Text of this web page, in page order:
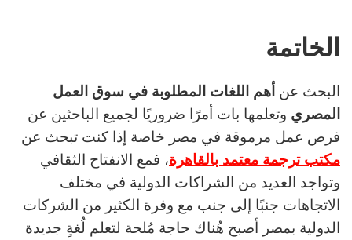
الخاتمة
البحث عن أهم اللغات المطلوبة في سوق العمل
المصري وتعلمها بات أمرًا ضروريًا لجميع الباحثين عن
فرص عمل مرموقة في مصر خاصة إذا كنت تبحث عن
مكتب ترجمة معتمد بالقاهرة، فمع الانفتاح الثقافي
وتواجد العديد من الشراكات الدولية في مختلف
الاتجاهات جنبًا إلى جنب مع وفرة الكثير من الشركات
الدولية بمصر أصبح هُناك حاجة مُلحة لتعلم لُغةٍ جديدة